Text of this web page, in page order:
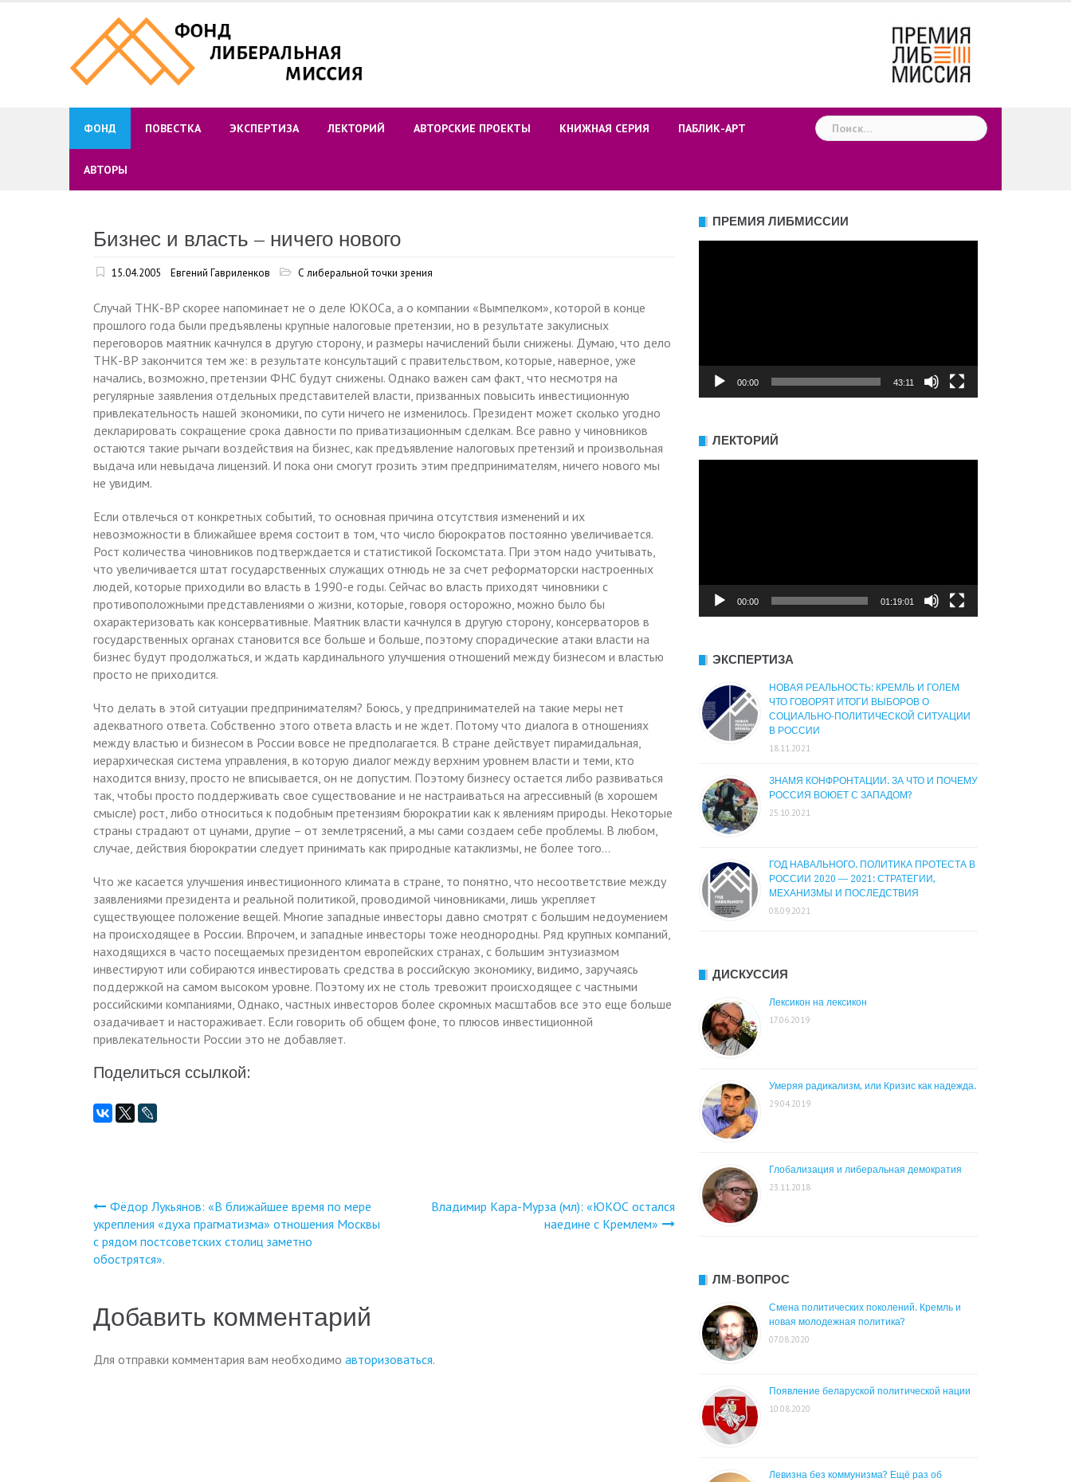
ФОНД ПОВЕСТКА ЭКСПЕРТИЗА ЛЕКТОРИЙ АВТОРСКИЕ ПРОЕКТЫ КНИЖНАЯ СЕРИЯ ПАБЛИК-АРТ
АВТОРЫ
Найти:
Бизнес и власть – ничего нового
15.04.2005 Евгений Гавриленков С либеральной точки зрения
Случай ТНК-BP скорее напоминает не о деле ЮКОСа, а о компании «Вымпелком», которой в конце
прошлого года были предъявлены крупные налоговые претензии, но в результате закулисных
переговоров маятник качнулся в другую сторону, и размеры начислений были снижены. Думаю, что дело
ТНК-BP закончится тем же: в результате консультаций с правительством, которые, наверное, уже
начались, возможно, претензии ФНС будут снижены. Однако важен сам факт, что несмотря на
регулярные заявления отдельных представителей власти, призванных повысить инвестиционную
привлекательность нашей экономики, по сути ничего не изменилось. Президент может сколько угодно
декларировать сокращение срока давности по приватизационным сделкам. Все равно у чиновников
остаются такие рычаги воздействия на бизнес, как предъявление налоговых претензий и произвольная
выдача или невыдача лицензий. И пока они смогут грозить этим предпринимателям, ничего нового мы
не увидим.
Если отвлечься от конкретных событий, то основная причина отсутствия изменений и их
невозможности в ближайшее время состоит в том, что число бюрократов постоянно увеличивается.
Рост количества чиновников подтверждается и статистикой Госкомстата. При этом надо учитывать,
что увеличивается штат государственных служащих отнюдь не за счет реформаторски настроенных
людей, которые приходили во власть в 1990-е годы. Сейчас во власть приходят чиновники с
противоположными представлениями о жизни, которые, говоря осторожно, можно было бы
охарактеризовать как консервативные. Маятник власти качнулся в другую сторону, консерваторов в
государственных органах становится все больше и больше, поэтому спорадические атаки власти на
бизнес будут продолжаться, и ждать кардинального улучшения отношений между бизнесом и властью
просто не приходится.
Что делать в этой ситуации предпринимателям? Боюсь, у предпринимателей на такие меры нет
адекватного ответа. Собственно этого ответа власть и не ждет. Потому что диалога в отношениях
между властью и бизнесом в России вовсе не предполагается. В стране действует пирамидальная,
иерархическая система управления, в которую диалог между верхним уровнем власти и теми, кто
находится внизу, просто не вписывается, он не допустим. Поэтому бизнесу остается либо развиваться
так, чтобы просто поддерживать свое существование и не настраиваться на агрессивный (в хорошем
смысле) рост, либо относиться к подобным претензиям бюрократии как к явлениям природы. Некоторые
страны страдают от цунами, другие – от землетрясений, а мы сами создаем себе проблемы. В любом,
случае, действия бюрократии следует принимать как природные катаклизмы, не более того…
Что же касается улучшения инвестиционного климата в стране, то понятно, что несоответствие между
заявлениями президента и реальной политикой, проводимой чиновниками, лишь укрепляет
существующее положение вещей. Многие западные инвесторы давно смотрят с большим недоумением
на происходящее в России. Впрочем, и западные инвесторы тоже неоднородны. Ряд крупных компаний,
находящихся в часто посещаемых президентом европейских странах, с большим энтузиазмом
инвестируют или собираются инвестировать средства в российскую экономику, видимо, заручаясь
поддержкой на самом высоком уровне. Поэтому их не столь тревожит происходящее с частными
российскими компаниями, Однако, частных инвесторов более скромных масштабов все это еще больше
озадачивает и настораживает. Если говорить об общем фоне, то плюсов инвестиционной
привлекательности России это не добавляет.
Поделиться ссылкой:
Навигация
по
записям
Фёдор Лукьянов: «В ближайшее время по мере
укрепления «духа прагматизма» отношения Москвы
с рядом постсоветских столиц заметно
обострятся».
Владимир Кара-Мурза (мл): «ЮКОС остался
наедине с Кремлем»
Добавить комментарий
Для отправки комментария вам необходимо авторизоваться.
ПРЕМИЯ ЛИБМИССИИ
00:00 43:11
ЛЕКТОРИЙ
00:00 01:19:01
ЭКСПЕРТИЗА
НОВАЯ РЕАЛЬНОСТЬ: КРЕМЛЬ И ГОЛЕМ
ЧТО ГОВОРЯТ ИТОГИ ВЫБОРОВ О
СОЦИАЛЬНО-ПОЛИТИЧЕСКОЙ СИТУАЦИИ
В РОССИИ
18.11.2021
ЗНАМЯ КОНФРОНТАЦИИ. ЗА ЧТО И ПОЧЕМУ
РОССИЯ ВОЮЕТ С ЗАПАДОМ?
25.10.2021
ГОД НАВАЛЬНОГО. ПОЛИТИКА ПРОТЕСТА В
РОССИИ 2020 — 2021: СТРАТЕГИИ,
МЕХАНИЗМЫ И ПОСЛЕДСТВИЯ
08.09.2021
ДИСКУССИЯ
Лексикон на лексикон
17.06.2019
Умеряя радикализм, или Кризис как надежда.
29.04.2019
Глобализация и либеральная демократия
23.11.2018
ЛМ-ВОПРОС
Смена политических поколений. Кремль и
новая молодежная политика?
07.08.2020
Появление беларуской политической нации
10.08.2020
Левизна без коммунизма? Ещё раз об